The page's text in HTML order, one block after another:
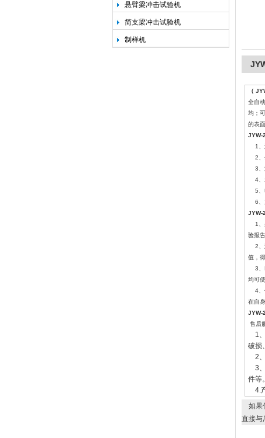
悬臂梁冲击试验机
简支梁冲击试验机
制样机
（
全自
均；
的表
JYW-
1、
2、
3、
4、
5、
6、
JYW-
1、
验报
2、
值，
3、
均可使
4、
在自
JYW-
售后
1、
破损
2、
3、
件等。
4.
如果
直接与